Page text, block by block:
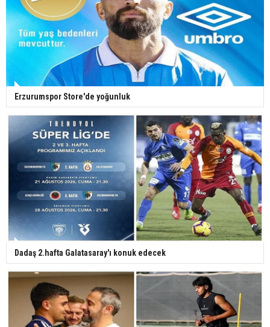
Erzurumspor Store'de yoğunluk
Dadaş 2.hafta Galatasaray'ı konuk edecek